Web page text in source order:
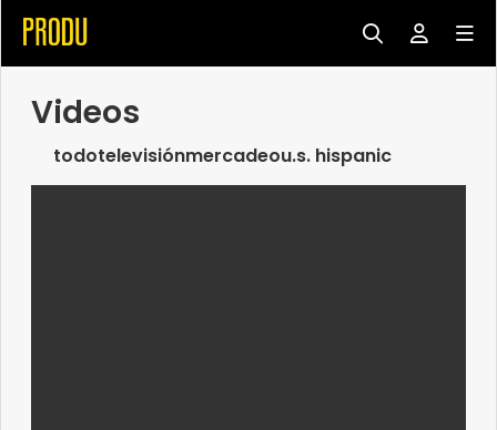
Videos
todotelevisiónmercadeou.s. hispanic